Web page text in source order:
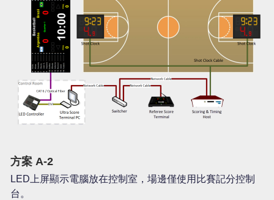
方案 A-2
LED上屏顯示電腦放在控制室，場邊僅使用比賽記分控制
台。